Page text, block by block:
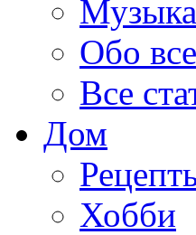
Обо
Все
Дом
Хобби